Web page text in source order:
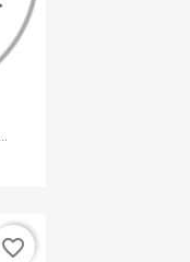
favorite_border